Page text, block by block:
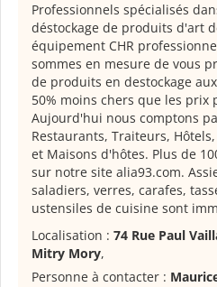
Professionnels spécialisés
déstockage de produits d'art
équipement CHR
sommes en mesure de vous
de produits en destockage
50% moins chers que les
Aujourd'hui nous comptons
Restaurants, Traiteurs,
et Maisons d'hôtes. Plus de
sur notre site alia93.com.
saladiers, verres, carafes,
ustensiles de cuisine sont
Localisation : 74 Rue Paul
Mitry Mory,
Personne à contacter :